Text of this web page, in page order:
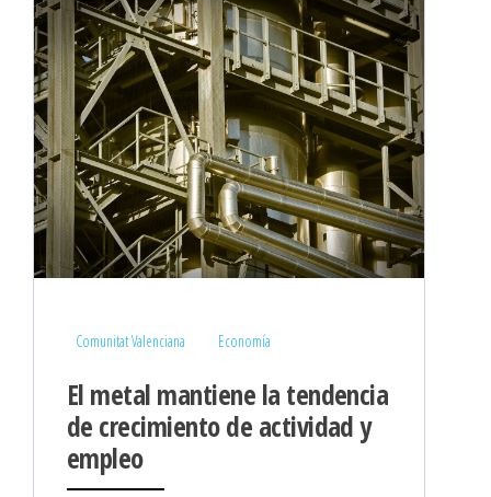
Comunitat Valenciana Economía
El metal mantiene la tendencia
de crecimiento de actividad y
empleo